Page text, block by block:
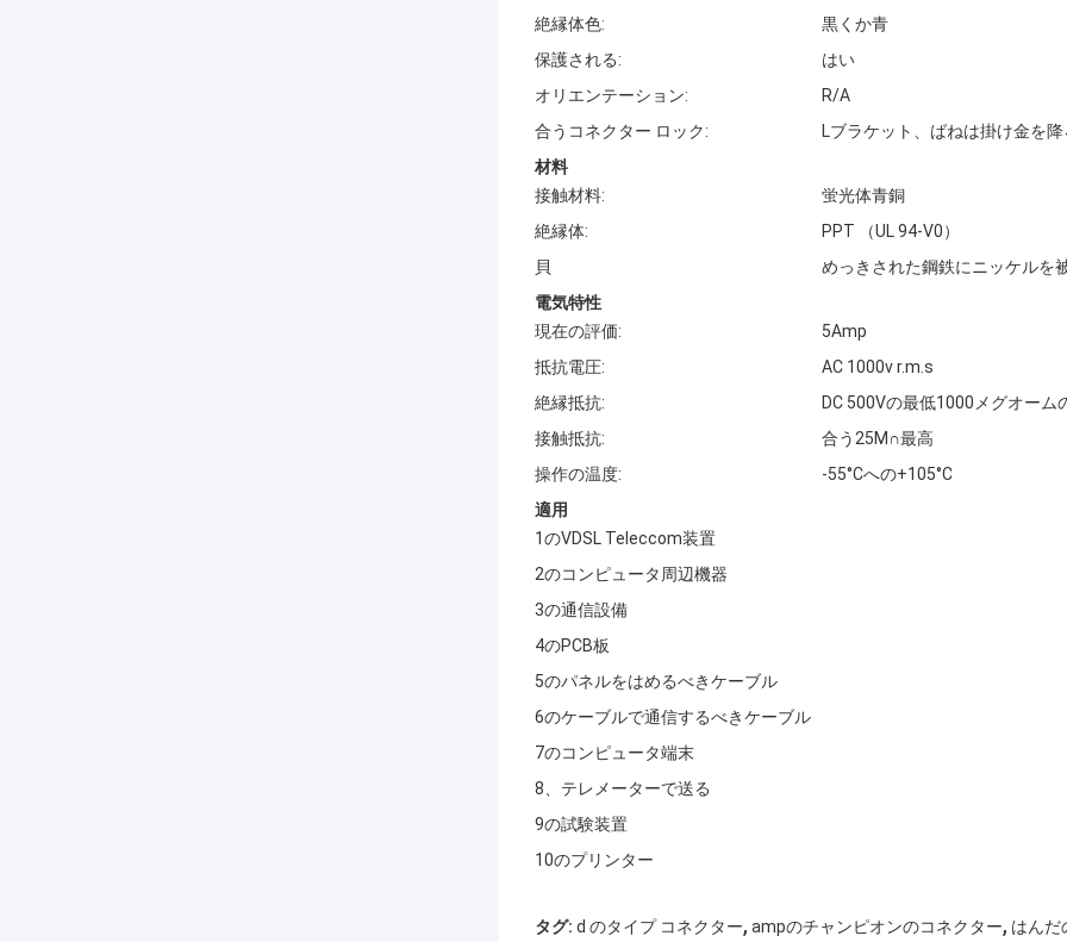
絶縁体色:
黒くか青
保護される:
はい
オリエンテーション:
R/A
合うコネクター ロック:
Lブラケット、ばねは掛け金を降
材料
接触材料:
蛍光体青銅
絶縁体:
PPT （UL 94-V0）
貝
めっきされた鋼鉄にニッケルを
電気特性
現在の評価:
5Amp
抵抗電圧:
AC 1000v r.m.s
絶縁抵抗:
DC 500Vの最低1000メグオーム
接触抵抗:
合う25M∩最高
操作の温度:
-55°Cへの+105°C
適用
1のVDSL Teleccom装置
2のコンピュータ周辺機器
3の通信設備
4のPCB板
5のパネルをはめるべきケーブル
6のケーブルで通信するべきケーブル
7のコンピュータ端末
8、テレメーターで送る
9の試験装置
10のプリンター
タグ: d のタイプ コネクター, ampのチャンピオンのコネクター, はんだ